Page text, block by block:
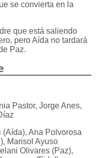
se convierta en la
que está saliendo
pero Aída no tardará
Paz.
Pastor, Jorge Anes,
(Aída), Ana Polvorosa
Marisol Ayuso
Olivares (Paz),